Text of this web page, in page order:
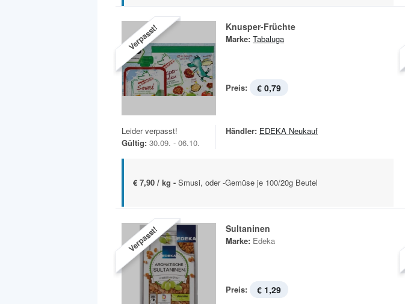
Verpasst! Knusper-Früchte
Marke: Tabaluga
Preis: € 0,79
Leider verpasst!
Gültig: 30.09. - 06.10.
Händler: EDEKA Neukauf
€ 7,90 / kg - Smusi, oder -Gemüse je 100/20g Beutel
Verpasst! Sultaninen
Marke: Edeka
Preis: € 1,29